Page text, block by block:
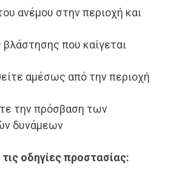
ανέμου στην περιοχή και
βλάστησης που καίγεται
αμέσως από την περιοχή
την πρόσβαση των
δυνάμεων
οδηγίες προστασίας: